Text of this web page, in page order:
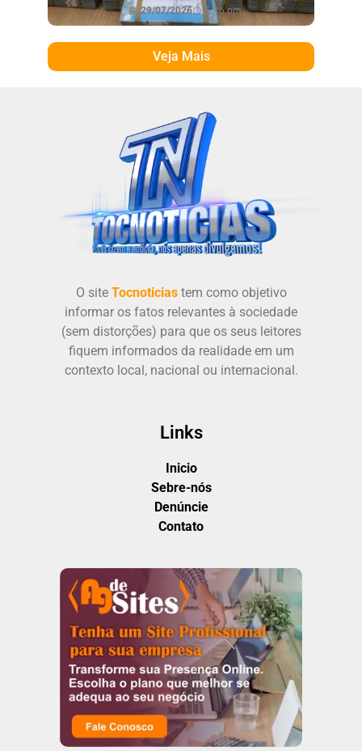
29/07/2026 6:46 pm
Veja Mais
O site Tocnoticiastem como objetivo
informar os fatos relevantes à sociedade
(sem distorções) para que os seus leitores
fiquem informados da realidade em um
contexto local, nacional ou internacional.
Links
Inicio
Sebre-nós
Denúncie
Contato